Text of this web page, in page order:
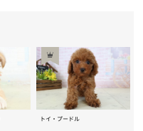
トイ・プードル